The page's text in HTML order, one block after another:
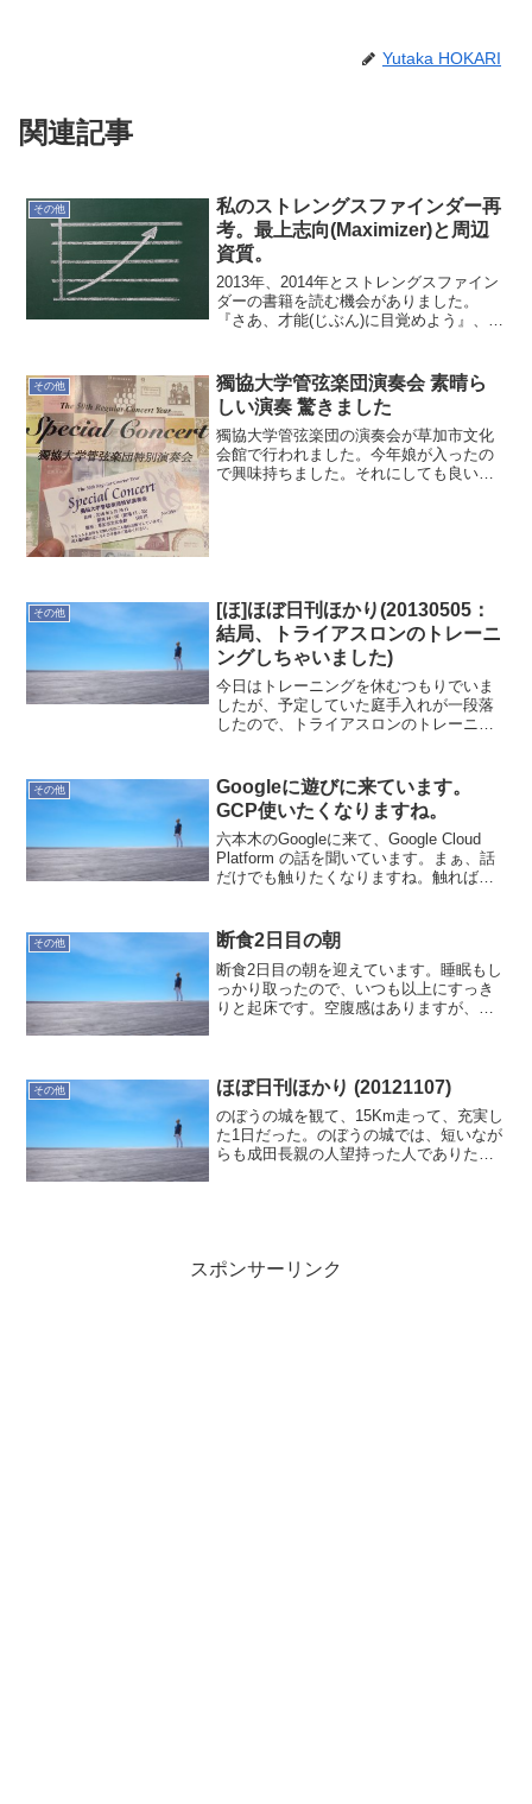
Yutaka HOKARI
関連記事
その他
私のストレングスファインダー再
考。最上志向(Maximizer)と周辺
資質。
2013年、2014年とストレングスファイン
ダーの書籍を読む機会がありました。
『さあ、才能(じぶん)に目覚めよう』、
紹介だったと思います。ちょっと、うろ
覚え。その時、手...
その他
獨協大学管弦楽団演奏会 素晴ら
しい演奏 驚きました
獨協大学管弦楽団の演奏会が草加市文化
会館で行われました。今年娘が入ったの
で興味持ちました。それにしても良い演
その他
[ほ]ほぼ日刊ほかり(20130505：
結局、トライアスロンのトレーニ
ングしちゃいました)
今日はトレーニングを休むつもりでいま
したが、予定していた庭手入れが一段落
したので、トライアスロンのトレーニン
重めな状態でのトレーニングです。2日掛
けてオリンピック・デ...
その他
Googleに遊びに来ています。
GCP使いたくなりますね。
六本木のGoogleに来て、Google Cloud
Platform の話を聞いています。まぁ、話
だけでも触りたくなりますね。触ればい
セッションは絵が無いし(T_T)...
その他 断食2日目の朝
断食2日目の朝を迎えています。睡眠もし
っかり取ったので、いつも以上にすっき
りと起床です。空腹感はありますが、さ
の味が少し強くなりました...
その他 ほぼ日刊ほかり (20121107)
のぼうの城を観て、15Km走って、充実し
た1日だった。のぼうの城では、短いなが
らも成田長親の人望持った人でありたい
スポンサーリンク